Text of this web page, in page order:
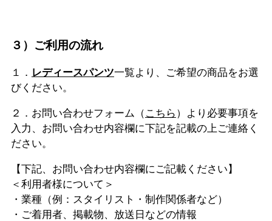
３）ご利用の流れ
１． レディースパンツ一覧より、ご希望の商品をお選
びください。
２．お問い合わせフォーム（ こちら ）より必要事項を
入力、お問い合わせ内容欄に下記を記載の上ご連絡く
ださい。
【下記、お問い合わせ内容欄にご記載ください】
＜利用者様について＞
・業種（例：スタイリスト・制作関係者など）
・ご着用者、掲載物、放送日などの情報